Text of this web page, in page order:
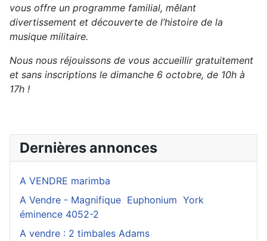
vous offre un pro­gramme familial, mêlant
divertissement et découverte de l’histoire de la
musique militaire.
Nous nous réjouissons de vous accueillir gratuitement
et sans inscriptions le diman­che 6 octobre, de 10h à
17h !
Dernières annonces
A VENDRE marimba
A Vendre - Magnifique Euphonium York
éminence 4052-2
A vendre : 2 timbales Adams